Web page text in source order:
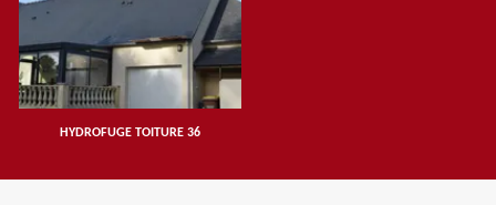
HYDROFUGE TOITURE 36